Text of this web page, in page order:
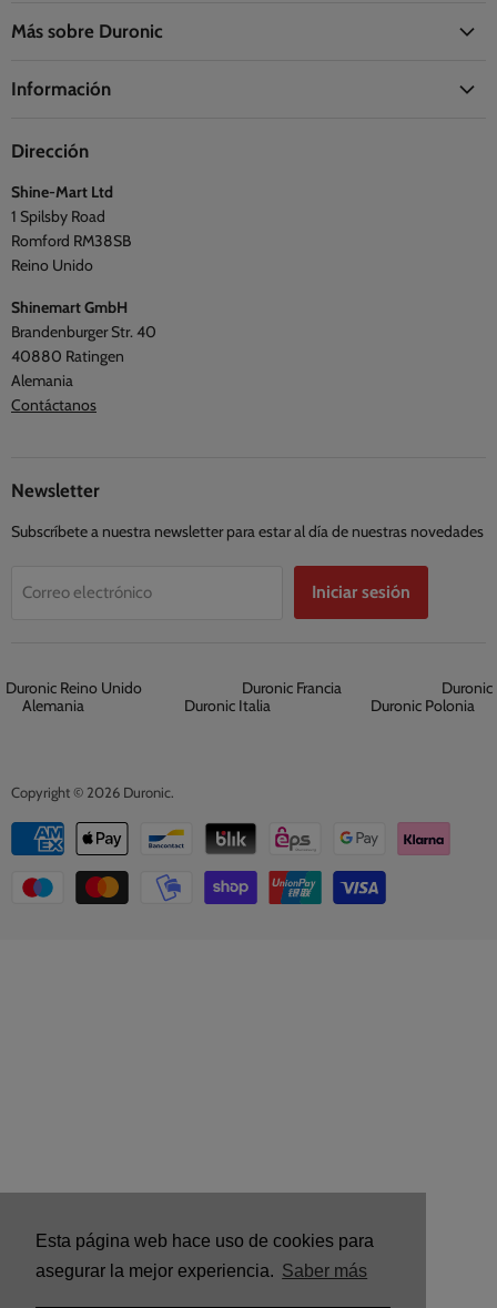
Esta página web hace uso de cookies para
asegurar la mejor experiencia. Saber más
Cocina
Viajes y exterior
Más sobre Duronic
Opiniones
Información
Preguntas frecuentes
Política de privacidad
Términos y condiciones
Dirección
Shine-Mart Ltd
1 Spilsby Road
Romford RM38SB
Reino Unido
Shinemart GmbH
Brandenburger Str. 40
40880 Ratingen
Alemania
Contáctanos
Newsletter
Subscríbete a nuestra newsletter para estar al día de nuestras novedades
Correo electrónico Iniciar sesión
Duronic Reino Unido Duronic Francia
Duronic
Alemania
Duronic Italia Duronic Polonia
Copyright © 2026 Duronic.